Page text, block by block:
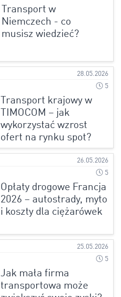
Transport w
Niemczech - co
musisz wiedzieć?
28.05.2026
5
Transport krajowy w
TIMOCOM – jak
wykorzystać wzrost
ofert na rynku spot?
26.05.2026
5
Opłaty drogowe Francja
2026 – autostrady, myto
i koszty dla ciężarówek
25.05.2026
5
Jak mała firma
transportowa może